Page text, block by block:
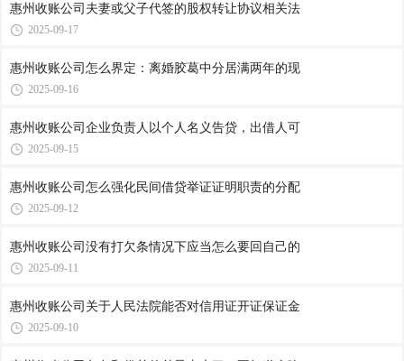
惠州收账公司​夫妻或父子代签的股权转让协议相关法
2025-09-17
惠州收账公司​怎么界定：离婚胶葛中分居满两年的现
2025-09-16
惠州收账公司​企业负责人以个人名义告贷，出借人可
2025-09-15
惠州收账公司​怎么强化民间借贷举证证明职责的分配
2025-09-12
惠州收账公司​没有打欠条情况下应当怎么要回自己的
2025-09-11
惠州收账公司​关于人民法院能否对信用证开证保证金
2025-09-10